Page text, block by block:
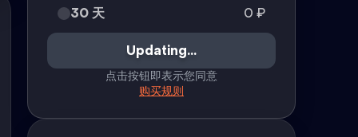
30 天 0 ₽
Updating...
点击按钮即表示您同意
购买规则